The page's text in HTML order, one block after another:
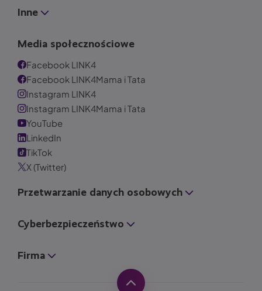
Inne
Media społecznościowe
Facebook LINK4
Facebook LINK4Mama i Tata
Instagram LINK4
Instagram LINK4Mama i Tata
YouTube
LinkedIn
TikTok
X (Twitter)
Przetwarzanie danych osobowych
Cyberbezpieczeństwo
Firma